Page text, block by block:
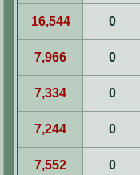
0
16,544
0
7,966
0
7,334
0
7,244
0
7,552